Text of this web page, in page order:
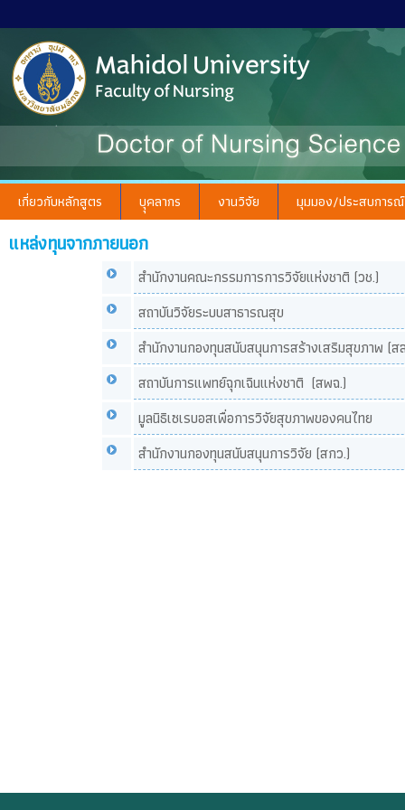
เกี่ยวกับหลักสูตร บุุคลากร งานวิจัย มุมมอง/ประสบการณ์
แหล่งทุนจากภายนอก
สำนักงานคณะกรรมการการวิจัยแห่งชาติ (วช.)
สถาบันวิจัยระบบสาธารณสุข
สำนักงานกองทุนสนับสนุนการสร้างเสริมสุขภาพ (ส
สถาบันการแพทย์ฉุกเฉินแห่งชาติ (สพฉ.)
มูลนิธิเซเรบอสเพื่อการวิจัยสุขภาพของคนไทย
สำนักงานกองทุนสนับสนุนการวิจัย (สกว.)